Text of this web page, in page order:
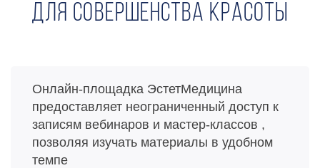
для совершенства красоты
Онлайн-площадка ЭстетМедицина
предоставляет неограниченный доступ к
записям вебинаров и мастер-классов ,
позволяя изучать материалы в удобном
темпе